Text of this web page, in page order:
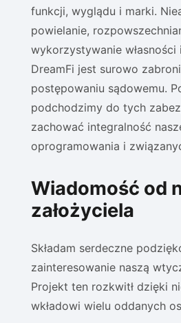
funkcji, wyglądu i marki.
powielanie,
wykorzystywanie własności
DreamFi jest surowo
postępowaniu sądowemu.
podchodzimy do tych
zachować integralność
oprogramowania i
Wiadomość od
założyciela
Składam serdeczne
zainteresowanie naszą
Projekt ten rozkwitł dzięki
wkładowi wielu oddanych